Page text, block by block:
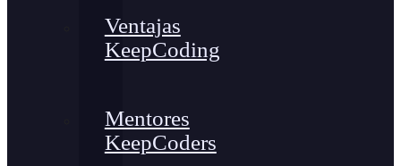
Ventajas
KeepCoding
Mentores
KeepCoders